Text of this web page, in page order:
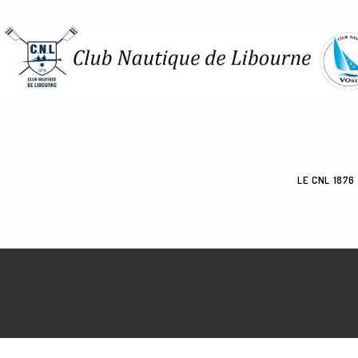
to
content
LE CNL 1876